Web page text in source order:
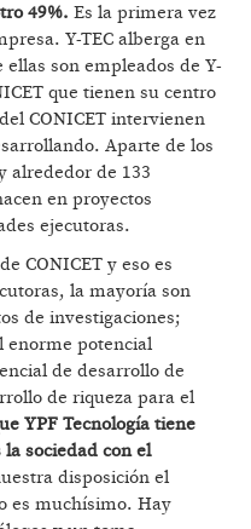
49%. Es la primera vez
Y-TEC alberga en
son empleados de Y-
que tienen su centro
CONICET intervienen
Aparte de los
alrededor de 133
en proyectos
ejecutoras.
CONICET y eso es
la mayoría son
de investigaciones;
enorme potencial
de desarrollo de
de riqueza para el
YPF Tecnología tiene
sociedad con el
disposición el
es muchísimo. Hay